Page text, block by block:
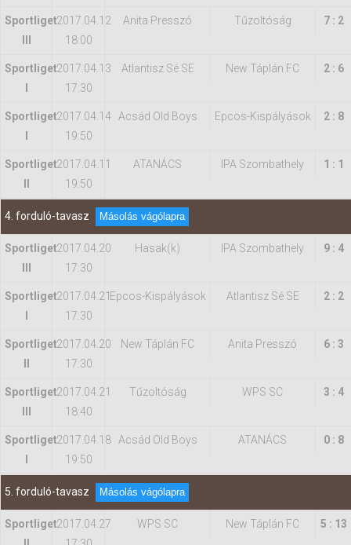
Sportliget2017.04.12
18:00
Anita Presszó Tűzoltóság 7 : 2
Sportliget2017.04.13
17:30
Atlantisz Sé SE New Táplán FC 2 : 6
Sportliget2017.04.14
19:50
Acsád Old Boys Epcos-Kispályások 2 : 8
Sportliget2017.04.11
19:50
ATANÁCS IPA Szombathely 1 : 1
4. forduló-tavasz Másolás vágólapra
Sportliget2017.04.20
17:30
Hasak(k) IPA Szombathely 9 : 4
Sportliget2017.04.21
17:30
Epcos-Kispályások Atlantisz Sé SE 2 : 2
Sportliget2017.04.20
17:30
New Táplán FC Anita Presszó 6 : 3
Sportliget2017.04.21
18:40
Tűzoltóság WPS SC 3 : 4
Sportliget2017.04.18
19:50
Acsád Old Boys ATANÁCS 0 : 8
5. forduló-tavasz Másolás vágólapra
Sportliget2017.04.27
WPS SC New Táplán FC 5 : 13